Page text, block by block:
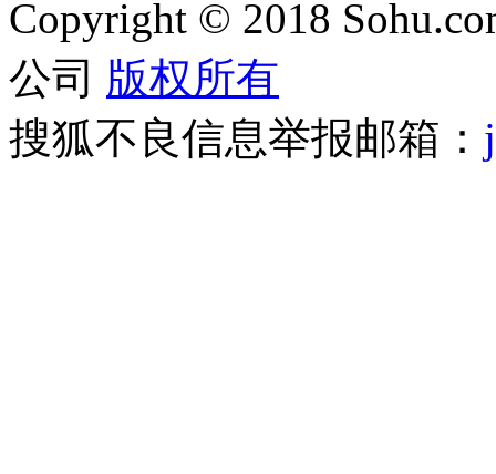
Copyright © 2018
公司 版权所有
搜狐不良信息举报邮箱：